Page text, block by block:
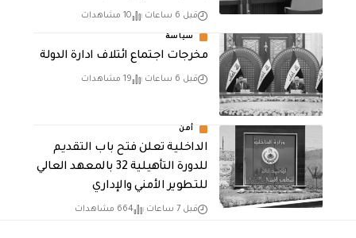
قبل 6 ساعات 10 مشاهدات
سياسة
مخرجات اجتماع ائتلاف ادارة الدولة
قبل 6 ساعات 19 مشاهدات
أمن
الداخلية تعلن فتح باب التقديم
للدورة التأهيلية 32 بالمعهد العالي
للتطوير الأمني والإداري
قبل 7 ساعات 664 مشاهدات